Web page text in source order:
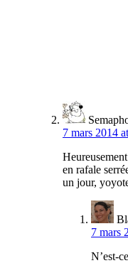
7 mars 2014
en rafale
un jour,
7 mars
N’est-